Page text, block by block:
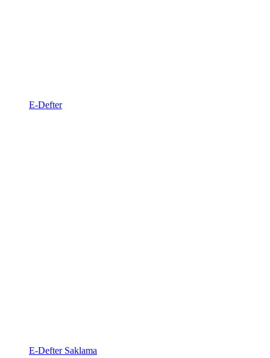
E-Defter
E-Defter Saklama